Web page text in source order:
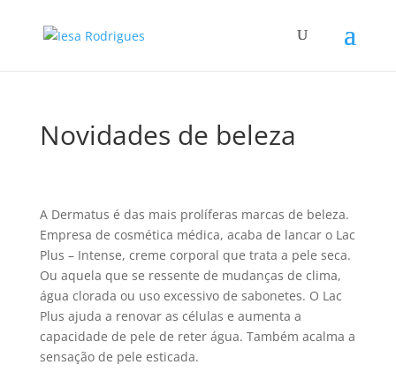
Novidades de beleza
A Dermatus é das mais prolí­feras marcas de beleza.
Empresa de cosmética médica, acaba de lancar o Lac
Plus – Intense, creme corporal que trata a pele seca.
Ou aquela que se ressente de mudanças de clima,
água clorada ou uso excessivo de sabonetes. O Lac
Plus ajuda a renovar as células e aumenta a
capacidade de pele de reter água. Também acalma a
sensação de pele esticada.